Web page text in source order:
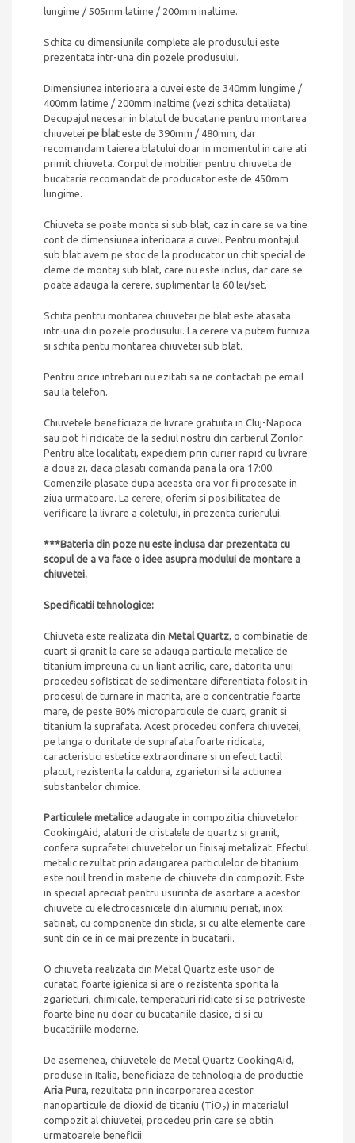
lungime / 505mm latime / 200mm inaltime.
Schita cu dimensiunile complete ale produsului este
prezentata intr-una din pozele produsului.
Dimensiunea interioara a cuvei este de 340mm lungime /
400mm latime / 200mm inaltime (vezi schita detaliata).
Decupajul necesar in blatul de bucatarie pentru montarea
chiuvetei pe blateste de 390mm / 480mm, dar
recomandam taierea blatului doar in momentul in care ati
primit chiuveta. Corpul de mobilier pentru chiuveta de
bucatarie recomandat de producator este de 450mm
lungime.
Chiuveta se poate monta si sub blat, caz in care se va tine
cont de dimensiunea interioara a cuvei. Pentru montajul
sub blat avem pe stoc de la producator un chit special de
cleme de montaj sub blat, care nu este inclus, dar care se
poate adauga la cerere, suplimentar la 60 lei/set.
Schita pentru montarea chiuvetei pe blat este atasata
intr-una din pozele produsului. La cerere va putem furniza
si schita pentu montarea chiuvetei sub blat.
Pentru orice intrebari nu ezitati sa ne contactati pe email
sau la telefon.
Chiuvetele beneficiaza de livrare gratuita in Cluj-Napoca
sau pot fi ridicate de la sediul nostru din cartierul Zorilor.
Pentru alte localitati, expediem prin curier rapid cu livrare
a doua zi, daca plasati comanda pana la ora 17:00.
Comenzile plasate dupa aceasta ora vor fi procesate in
ziua urmatoare. La cerere, oferim si posibilitatea de
verificare la livrare a coletului, in prezenta curierului.
***Bateria din poze nu este inclusa dar prezentata cu
scopul de a va face o idee asupra modului de montare a
chiuvetei.
Specificatii tehnologice:
Chiuveta este realizata din Metal Quartz, o combinatie de
cuart si granit la care se adauga particule metalice de
titanium impreuna cu un liant acrilic, care, datorita unui
procedeu sofisticat de sedimentare diferentiata folosit in
procesul de turnare in matrita, are o concentratie foarte
mare, de peste 80% microparticule de cuart, granit si
titanium la suprafata. Acest procedeu confera chiuvetei,
pe langa o duritate de suprafata foarte ridicata,
caracteristici estetice extraordinare si un efect tactil
placut, rezistenta la caldura, zgarieturi si la actiunea
substantelor chimice.
Particulele metalice adaugate in compozitia chiuvetelor
CookingAid, alaturi de cristalele de quartz si granit,
confera suprafetei chiuvetelor un finisaj metalizat. Efectul
metalic rezultat prin adaugarea particulelor de titanium
este noul trend in materie de chiuvete din compozit. Este
in special apreciat pentru usurinta de asortare a acestor
chiuvete cu electrocasnicele din aluminiu periat, inox
satinat, cu componente din sticla, si cu alte elemente care
sunt din ce in ce mai prezente in bucatarii.
O chiuveta realizata din Metal Quartz este usor de
curatat, foarte igienica si are o rezistenta sporita la
zgarieturi, chimicale, temperaturi ridicate si se potriveste
foarte bine nu doar cu bucatariile clasice, ci si cu
bucatăriile moderne.
De asemenea, chiuvetele de Metal Quartz CookingAid,
produse in Italia, beneficiaza de tehnologia de productie
Aria Pura, rezultata prin incorporarea acestor
nanoparticule de dioxid de titaniu (TiO2) in materialul
compozit al chiuvetei, procedeu prin care se obtin
urmatoarele beneficii: